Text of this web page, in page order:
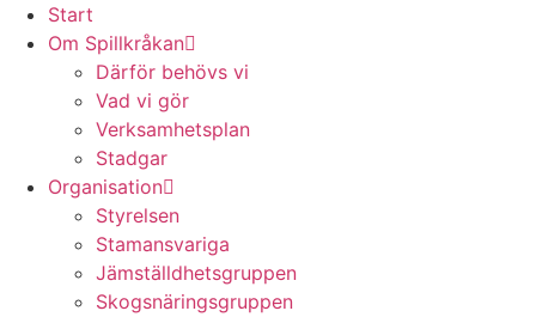
Start
Om Spillkråkan
Därför behövs vi
Vad vi gör
Verksamhetsplan
Stadgar
Organisation
Styrelsen
Stamansvariga
Jämställdhetsgruppen
Skogsnäringsgruppen